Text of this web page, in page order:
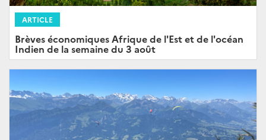
ARTICLE
Brèves économiques Afrique de l'Est et de l'océan
Indien de la semaine du 3 août